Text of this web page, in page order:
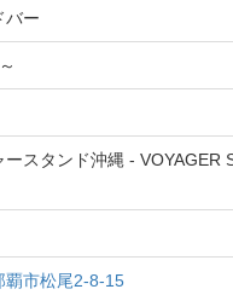
バー
ースタンド沖縄 - VOYAGER
覇市松尾2-8-15